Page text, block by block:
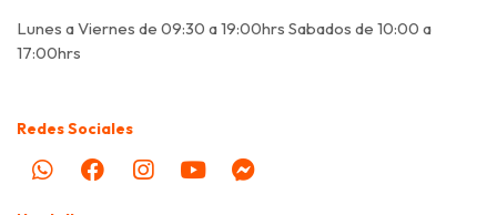
Lunes a Viernes de 09:30 a 19:00hrs Sabados de 10:00 a
17:00hrs
Redes Sociales